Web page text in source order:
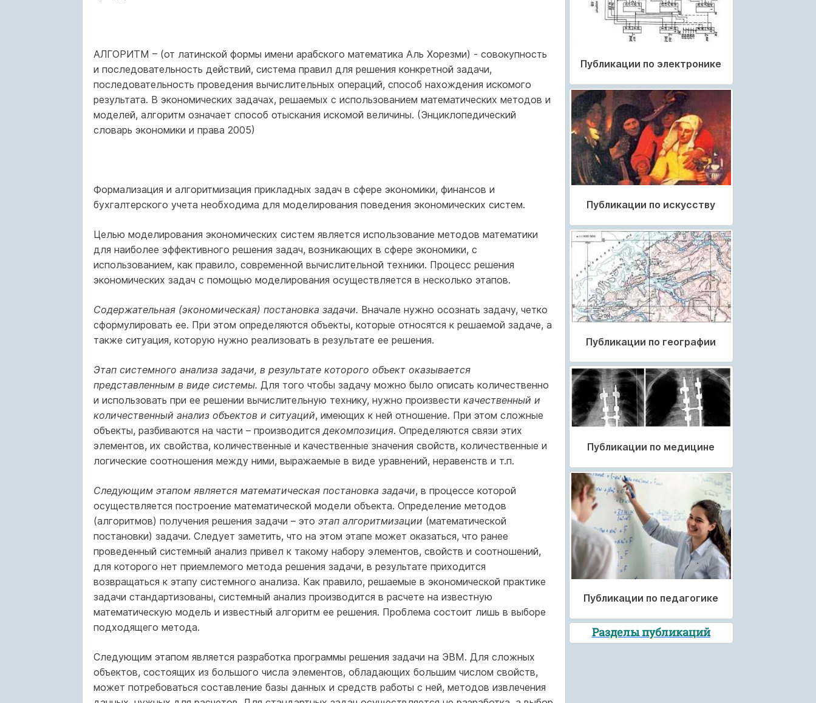
АЛГОРИТМ – (от латинской формы имени арабского математика Аль Хорезми) - совокупность
и последовательность действий, система правил для решения конкретной задачи,
последовательность проведения вычислительных операций, способ нахождения искомого
результата. В экономических задачах, решаемых с использованием математических методов и
моделей, алгоритм означает способ отыскания искомой величины. (Энциклопедический
словарь экономики и права 2005)
Формализация и алгоритмизация прикладных задач в сфере экономики, финансов и
бухгалтерского учета необходима для моделирования поведения экономических систем.
Целью моделирования экономических систем является использование методов математики
для наиболее эффективного решения задач, возникающих в сфере экономики, с
использованием, как правило, современной вычислительной техники. Процесс решения
экономических задач с помощью моделирования осуществляется в несколько этапов.
Содержательная (экономическая) постановка задачи. Вначале нужно осознать задачу, четко
сформулировать ее. При этом определяются объекты, которые относятся к решаемой задаче, а
также ситуация, которую нужно реализовать в результате ее решения.
Этап системного анализа задачи, в результате которого объект оказывается
представленным в виде системы. Для того чтобы задачу можно было описать количественно
и использовать при ее решении вычислительную технику, нужно произвести качественный и
количественный анализ объектов и ситуаций, имеющих к ней отношение. При этом сложные
объекты, разбиваются на части – производитсядекомпозиция. Определяются связи этих
элементов, их свойства, количественные и качественные значения свойств, количественные и
логические соотношения между ними, выражаемые в виде уравнений, неравенств и т.п.
Следующим этапом является математическая постановка задачи, в процессе которой
осуществляется построение математической модели объекта. Определение методов
(алгоритмов) получения решения задачи – это этап алгоритмизации (математической
постановки) задачи. Следует заметить, что на этом этапе может оказаться, что ранее
проведенный системный анализ привел к такому набору элементов, свойств и соотношений,
для которого нет приемлемого метода решения задачи, в результате приходится
возвращаться к этапу системного анализа. Как правило, решаемые в экономической практике
задачи стандартизованы, системный анализ производится в расчете на известную
математическую модель и известный алгоритм ее решения. Проблема состоит лишь в выборе
подходящего метода.
Следующим этапом является разработка программы решения задачи на ЭВМ. Для сложных
объектов, состоящих из большого числа элементов, обладающих большим числом свойств,
может потребоваться составление базы данных и средств работы с ней, методов извлечения
Публикации по электронике
Публикации по искусству
Публикации по географии
Публикации по медицине
Публикации по педагогике
Разделы публикаций